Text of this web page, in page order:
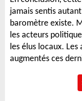
jamais sentis
baromètre existe.
les acteurs
les élus locaux.
augmentés ces